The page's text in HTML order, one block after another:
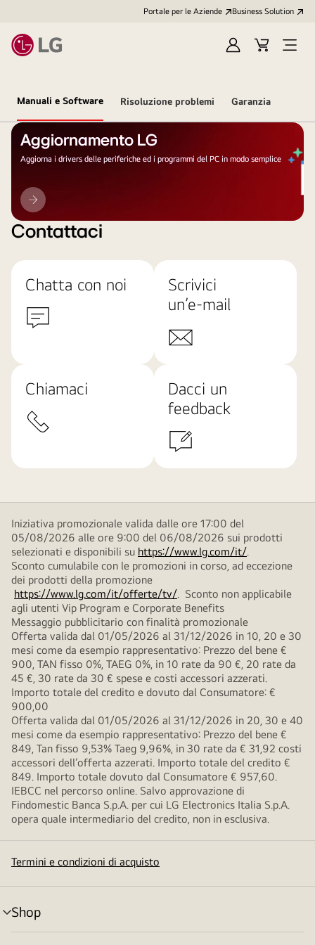
Portale per le Aziende Business Solution
AccediCart
Open
Manuali e Software Risoluzione problemi Garanzia
Aggiornamento LG
Aggiorna i drivers delle periferiche ed i programmi del PC in modo semplice
Aggiornamento
LG
Contattaci
Chatta con noi
Scrivici
un’e-mail
Chiamaci
Dacci un
feedback
Iniziativa promozionale valida dalle ore 17:00 del
05/08/2026 alle ore 9:00 del 06/08/2026 sui prodotti
selezionati e disponibili su https://www.lg.com/it/.
Sconto cumulabile con le promozioni in corso, ad eccezione
dei prodotti della promozione
https://www.lg.com/it/offerte/tv/. Sconto non applicabile
agli utenti Vip Program e Corporate Benefits
Messaggio pubblicitario con finalità promozionale
Offerta valida dal 01/05/2026 al 31/12/2026 in 10, 20 e 30
mesi come da esempio rappresentativo: Prezzo del bene €
900, TAN fisso 0%, TAEG 0%, in 10 rate da 90 €, 20 rate da
45 €, 30 rate da 30 € spese e costi accessori azzerati.
Importo totale del credito e dovuto dal Consumatore: €
900,00
Offerta valida dal 01/05/2026 al 31/12/2026 in 20, 30 e 40
mesi come da esempio rappresentativo: Prezzo del bene €
849, Tan fisso 9,53% Taeg 9,96%, in 30 rate da € 31,92 costi
accessori dell’offerta azzerati. Importo totale del credito €
849. Importo totale dovuto dal Consumatore € 957,60.
IEBCC nel percorso online. Salvo approvazione di
Findomestic Banca S.p.A. per cui LG Electronics Italia S.p.A.
opera quale intermediario del credito, non in esclusiva.
Termini e condizioni di acquisto
Shop
Attivazione
menu